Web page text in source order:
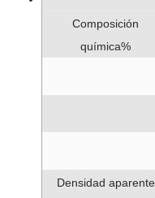
Composición
química%
Densidad aparente